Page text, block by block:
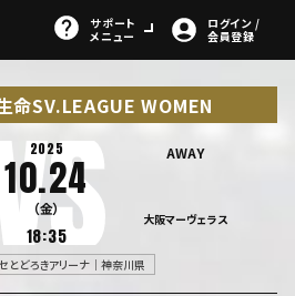
サポート
メニュー
ログイン /
会員登録
命SV.LEAGUE WOMEN
2025
10.24
（金）
18:35
AWAY
大阪マーヴェラス
とどろきアリーナ｜神奈川県